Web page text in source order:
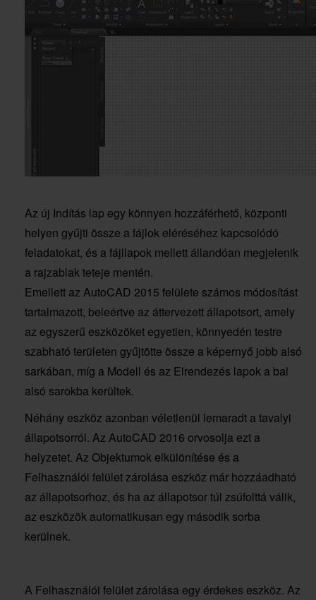
Az új Indítás lap egy könnyen hozzáférhető, központi
helyen gyűjti össze a fájlok eléréséhez kapcsolódó
feladatokat, és a fájllapok mellett állandóan megjelenik
a rajzablak teteje mentén.
Emellett az AutoCAD 2015 felülete számos módosítást
tartalmazott, beleértve az áttervezett állapotsort, amely
az egyszerű eszközöket egyetlen, könnyedén testre
szabható területen gyűjtötte össze a képernyő jobb alsó
sarkában, míg a Modell és az Elrendezés lapok a bal
alsó sarokba kerültek.
Néhány eszköz azonban véletlenül lemaradt a tavalyi
állapotsorról. Az AutoCAD 2016 orvosolja ezt a
helyzetet. Az Objektumok elkülönítése és a
Felhasználói felület zárolása eszköz már hozzáadható
az állapotsorhoz, és ha az állapotsor túl zsúfolttá válik,
az eszközök automatikusan egy második sorba
kerülnek.
A Felhasználói felület zárolása egy érdekes eszköz. Az